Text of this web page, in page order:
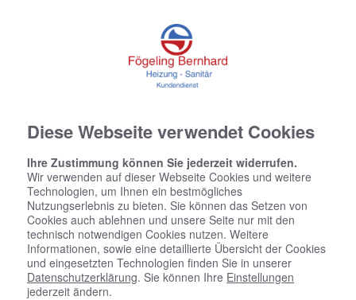
Diese Webseite verwendet Cookies
Ihre Zustimmung können Sie jederzeit widerrufen.
Wir verwenden auf dieser Webseite Cookies und weitere
Technologien, um Ihnen ein bestmögliches
Nutzungserlebnis zu bieten. Sie können das Setzen von
Cookies auch ablehnen und unsere Seite nur mit den
technisch notwendigen Cookies nutzen. Weitere
Informationen, sowie eine detaillierte Übersicht der Cookies
und eingesetzten Technologien finden Sie in unserer
Datenschutzerklärung. Sie können Ihre Einstellungen
jederzeit ändern.